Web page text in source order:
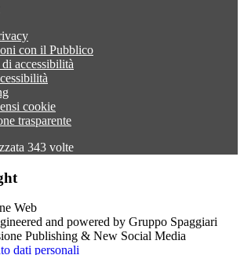
con il Pubblico
accessibilità
cookie
trasparente
343 volte
and powered by Gruppo Spaggiari
Publishing & New Social Media
dati personali